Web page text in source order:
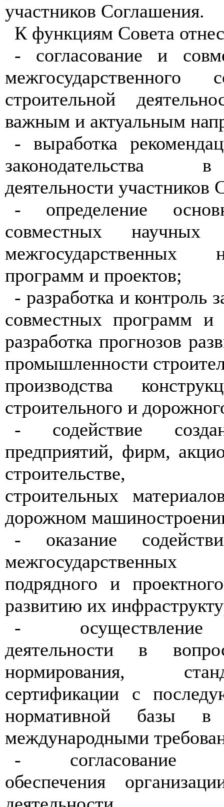
участников Соглашения.
К функциям Совета
- согласование и
межгосударственного
строительной
важным и актуальным
- выработка
законодательства
деятельности участников
- определение
совместных научных
межгосударственных
программ и проектов;
- разработка и контроль
совместных программ и
разработка прогнозов
промышленности
производства
строительного и
- содействие
предприятий, фирм,
строительстве,
строительных
дорожном
- оказание
межгосударственных
подрядного и
развитию их
- осуществление
деятельности в
нормирования,
сертификации с
нормативной базы в
международными
- согласование
обеспечения